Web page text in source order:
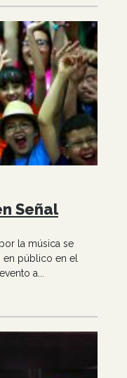
Señal
la música se
en público en el
a...